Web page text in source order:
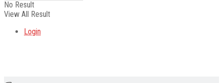
No Result
View All Result
Login